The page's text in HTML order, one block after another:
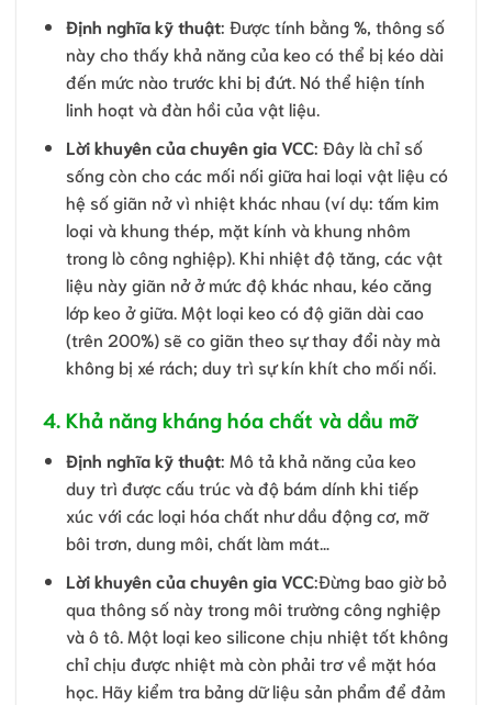
Định nghĩa kỹ thuật: Được tính bằng %, thông số
này cho thấy khả năng của keo có thể bị kéo dài
đến mức nào trước khi bị đứt. Nó thể hiện tính
linh hoạt và đàn hồi của vật liệu.
Lời khuyên của chuyên gia VCC: Đây là chỉ số
sống còn cho các mối nối giữa hai loại vật liệu có
hệ số giãn nở vì nhiệt khác nhau (ví dụ: tấm kim
loại và khung thép, mặt kính và khung nhôm
trong lò công nghiệp). Khi nhiệt độ tăng, các vật
liệu này giãn nở ở mức độ khác nhau, kéo căng
lớp keo ở giữa. Một loại keo có độ giãn dài cao
(trên 200%) sẽ co giãn theo sự thay đổi này mà
không bị xé rách; duy trì sự kín khít cho mối nối.
4. Khả năng kháng hóa chất và dầu mỡ
Định nghĩa kỹ thuật: Mô tả khả năng của keo
duy trì được cấu trúc và độ bám dính khi tiếp
xúc với các loại hóa chất như dầu động cơ, mỡ
bôi trơn, dung môi, chất làm mát…
Lời khuyên của chuyên gia VCC:Đừng bao giờ bỏ
qua thông số này trong môi trường công nghiệp
và ô tô. Một loại keo silicone chịu nhiệt tốt không
chỉ chịu được nhiệt mà còn phải trơ về mặt hóa
học. Hãy kiểm tra bảng dữ liệu sản phẩm để đảm